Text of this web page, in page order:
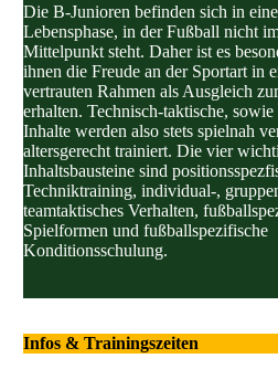
Die B-Junioren befinden sich in
Lebensphase, in der Fußball nicht
Mittelpunkt steht. Daher ist es
ihnen die Freude an der Sportart in
vertrauten Rahmen als Ausgleich
erhalten. Technisch-taktische,
Inhalte werden also stets spielnah
altersgerecht trainiert. Die vier
Inhaltsbausteine sind
Techniktraining, individual-,
teamtaktisches Verhalten,
Spielformen und fußballspezifische
Konditionsschulung.
Infos & Trainingszeiten